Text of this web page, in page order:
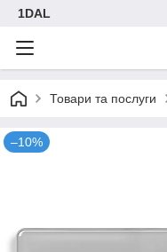
1DAL
Товари та послуги
–10%